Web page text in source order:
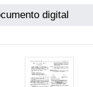
digital